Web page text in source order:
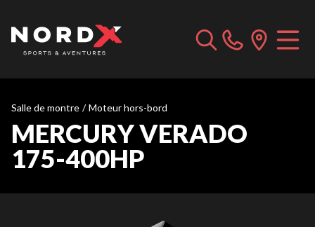
Salle de montre / Moteur hors-bord
MERCURY VERADO
175-400HP